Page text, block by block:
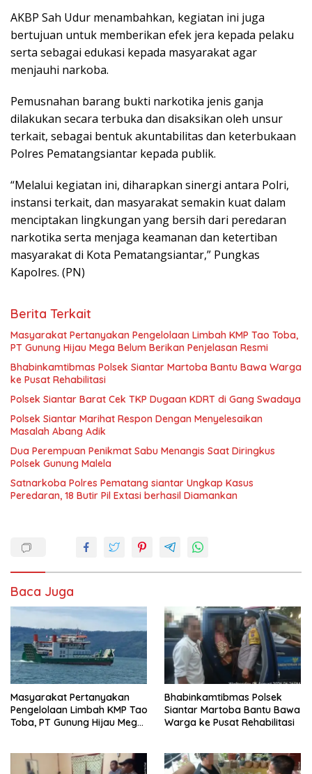
AKBP Sah Udur menambahkan, kegiatan ini juga
bertujuan untuk memberikan efek jera kepada pelaku
serta sebagai edukasi kepada masyarakat agar
menjauhi narkoba.
Pemusnahan barang bukti narkotika jenis ganja
dilakukan secara terbuka dan disaksikan oleh unsur
terkait, sebagai bentuk akuntabilitas dan keterbukaan
Polres Pematangsiantar kepada publik.
“Melalui kegiatan ini, diharapkan sinergi antara Polri,
instansi terkait, dan masyarakat semakin kuat dalam
menciptakan lingkungan yang bersih dari peredaran
narkotika serta menjaga keamanan dan ketertiban
masyarakat di Kota Pematangsiantar,” Pungkas
Kapolres. (PN)
Berita Terkait
Masyarakat Pertanyakan Pengelolaan Limbah KMP Tao Toba,
PT Gunung Hijau Mega Belum Berikan Penjelasan Resmi
Bhabinkamtibmas Polsek Siantar Martoba Bantu Bawa Warga
ke Pusat Rehabilitasi
Polsek Siantar Barat Cek TKP Dugaan KDRT di Gang Swadaya
Polsek Siantar Marihat Respon Dengan Menyelesaikan
Masalah Abang Adik
Dua Perempuan Penikmat Sabu Menangis Saat Diringkus
Polsek Gunung Malela
Satnarkoba Polres Pematang siantar Ungkap Kasus
Peredaran, 18 Butir Pil Extasi berhasil Diamankan
Baca Juga
Masyarakat Pertanyakan
Pengelolaan Limbah KMP Tao
Toba, PT Gunung Hijau Mega
Bhabinkamtibmas Polsek
Siantar Martoba Bantu Bawa
Warga ke Pusat Rehabilitasi